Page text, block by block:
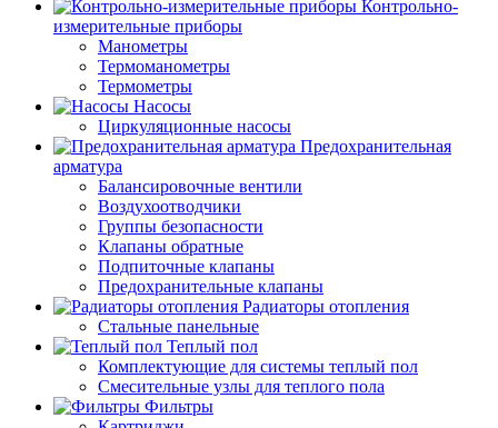
Контрольно-
измерительные приборы
Манометры
Термоманометры
Термометры
Насосы
Циркуляционные насосы
Предохранительная
арматура
Балансировочные вентили
Воздухоотводчики
Группы безопасности
Клапаны обратные
Подпиточные клапаны
Предохранительные клапаны
Радиаторы отопления
Стальные панельные
Теплый пол
Комплектующие для системы теплый пол
Смесительные узлы для теплого пола
Фильтры